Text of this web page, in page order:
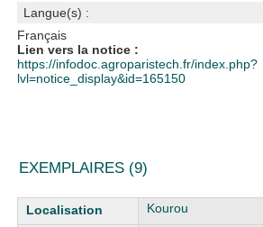
Langue(s) :
Français
Lien vers la notice :
https://infodoc.agroparistech.fr/index.php?
lvl=notice_display&id=165150
EXEMPLAIRES (9)
Liste des exemplaires
Kourou